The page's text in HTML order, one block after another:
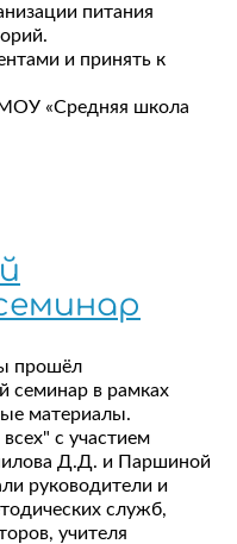
питания
и принять к
«Средняя школа
прошёл
семинар в рамках
материалы.
с участием
Д.Д. и Паршиной
руководители и
служб,
учителя